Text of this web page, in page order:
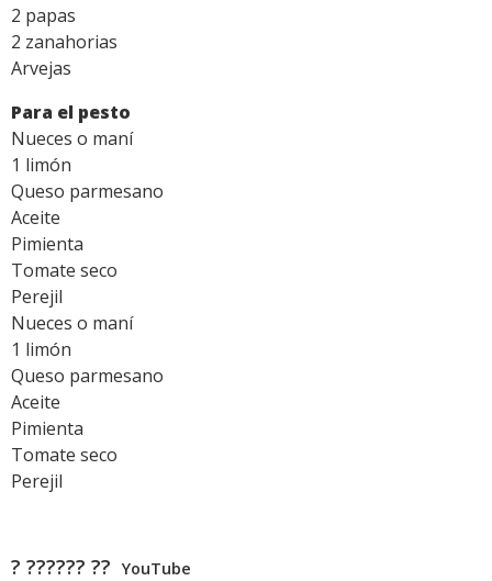
2 papas
2 zanahorias
Arvejas
Para el pesto
Nueces o maní
1 limón
Queso parmesano
Aceite
Pimienta
Tomate seco
Perejil
Nueces o maní
1 limón
Queso parmesano
Aceite
Pimienta
Tomate seco
Perejil
? ?????? ??YouTube